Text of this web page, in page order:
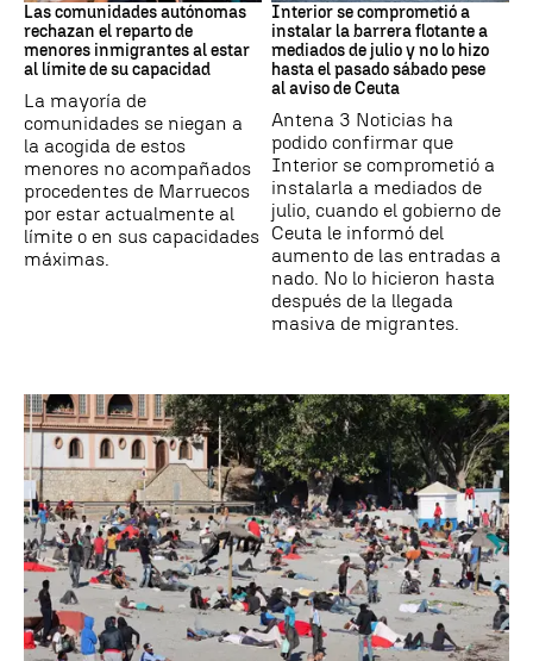
Las comunidades autónomas
rechazan el reparto de
menores inmigrantes al estar
al límite de su capacidad
La mayoría de
comunidades se niegan a
la acogida de estos
menores no acompañados
procedentes de Marruecos
por estar actualmente al
límite o en sus capacidades
máximas.
Interior se comprometió a
instalar la barrera flotante a
mediados de julio y no lo hizo
hasta el pasado sábado pese
al aviso de Ceuta
Antena 3 Noticias ha
podido confirmar que
Interior se comprometió a
instalarla a mediados de
julio, cuando el gobierno de
Ceuta le informó del
aumento de las entradas a
nado. No lo hicieron hasta
después de la llegada
masiva de migrantes.